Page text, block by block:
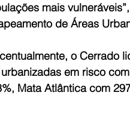
mais
de Áreas
o Cerrado
em risco
Mata Atlântica com